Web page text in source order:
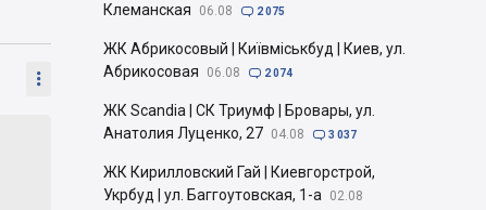

Клеманская
06.08  2 075
ЖК Абрикосовый | Київміськбуд | Киев, ул.
Абрикосовая
06.08  2 074
ЖК Scandia | СК Триумф | Бровары, ул.
Анатолия Луценко, 27 04.08  3 037
ЖК Кирилловский Гай | Киевгорстрой,
Укрбуд | ул. Баггоутовская, 1-а
02.08